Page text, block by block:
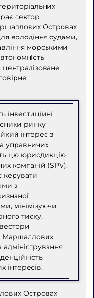
сектор
Островах
володіння судами,
морськими
централізоване
інвестиційні
ринку
інтерес з
управничих
цю юрисдикцію
компаній (SPV).
керувати
з
мінімізуючи
тиску.
Маршаллових
адміністрування
інтересів.
Островах